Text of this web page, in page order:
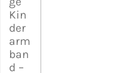
Kin
der
arm
ban
d –